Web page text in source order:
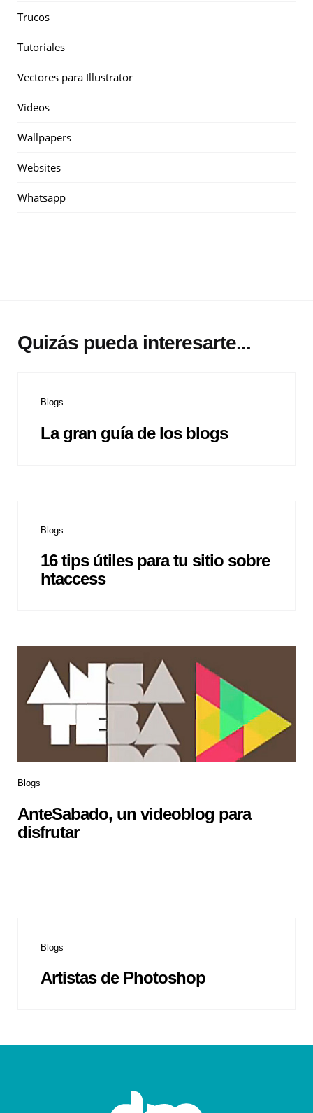
Trucos
Tutoriales
Vectores para Illustrator
Videos
Wallpapers
Websites
Whatsapp
Quizás pueda interesarte...
Blogs
La gran guía de los blogs
Blogs
16 tips útiles para tu sitio sobre
htaccess
Blogs
AnteSabado, un videoblog para
disfrutar
Blogs
Artistas de Photoshop